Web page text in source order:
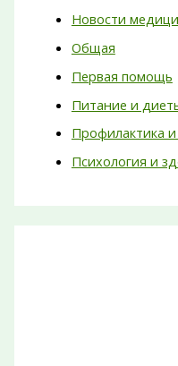
Новости
Общая
Первая помощь
Питание и
Профилактика
Психология и